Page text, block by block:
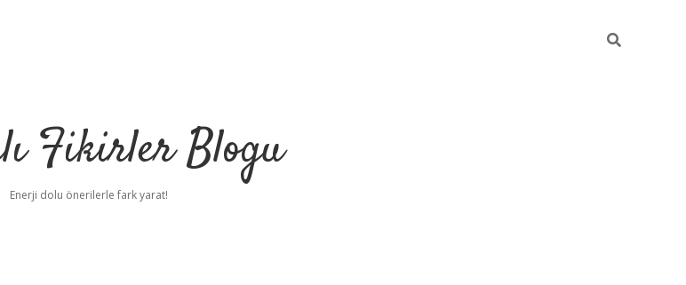
Fikirler Blogu
Enerji dolu önerilerle fark yarat!